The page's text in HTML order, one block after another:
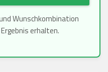
Wunschkombination
erhalten.